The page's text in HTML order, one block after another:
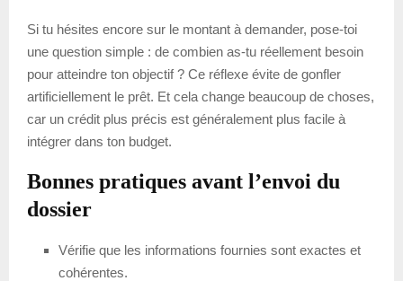
Si tu hésites encore sur le montant à demander, pose-toi
une question simple : de combien as-tu réellement besoin
pour atteindre ton objectif ? Ce réflexe évite de gonfler
artificiellement le prêt. Et cela change beaucoup de choses,
car un crédit plus précis est généralement plus facile à
intégrer dans ton budget.
Bonnes pratiques avant l’envoi du
dossier
Vérifie que les informations fournies sont exactes et
cohérentes.